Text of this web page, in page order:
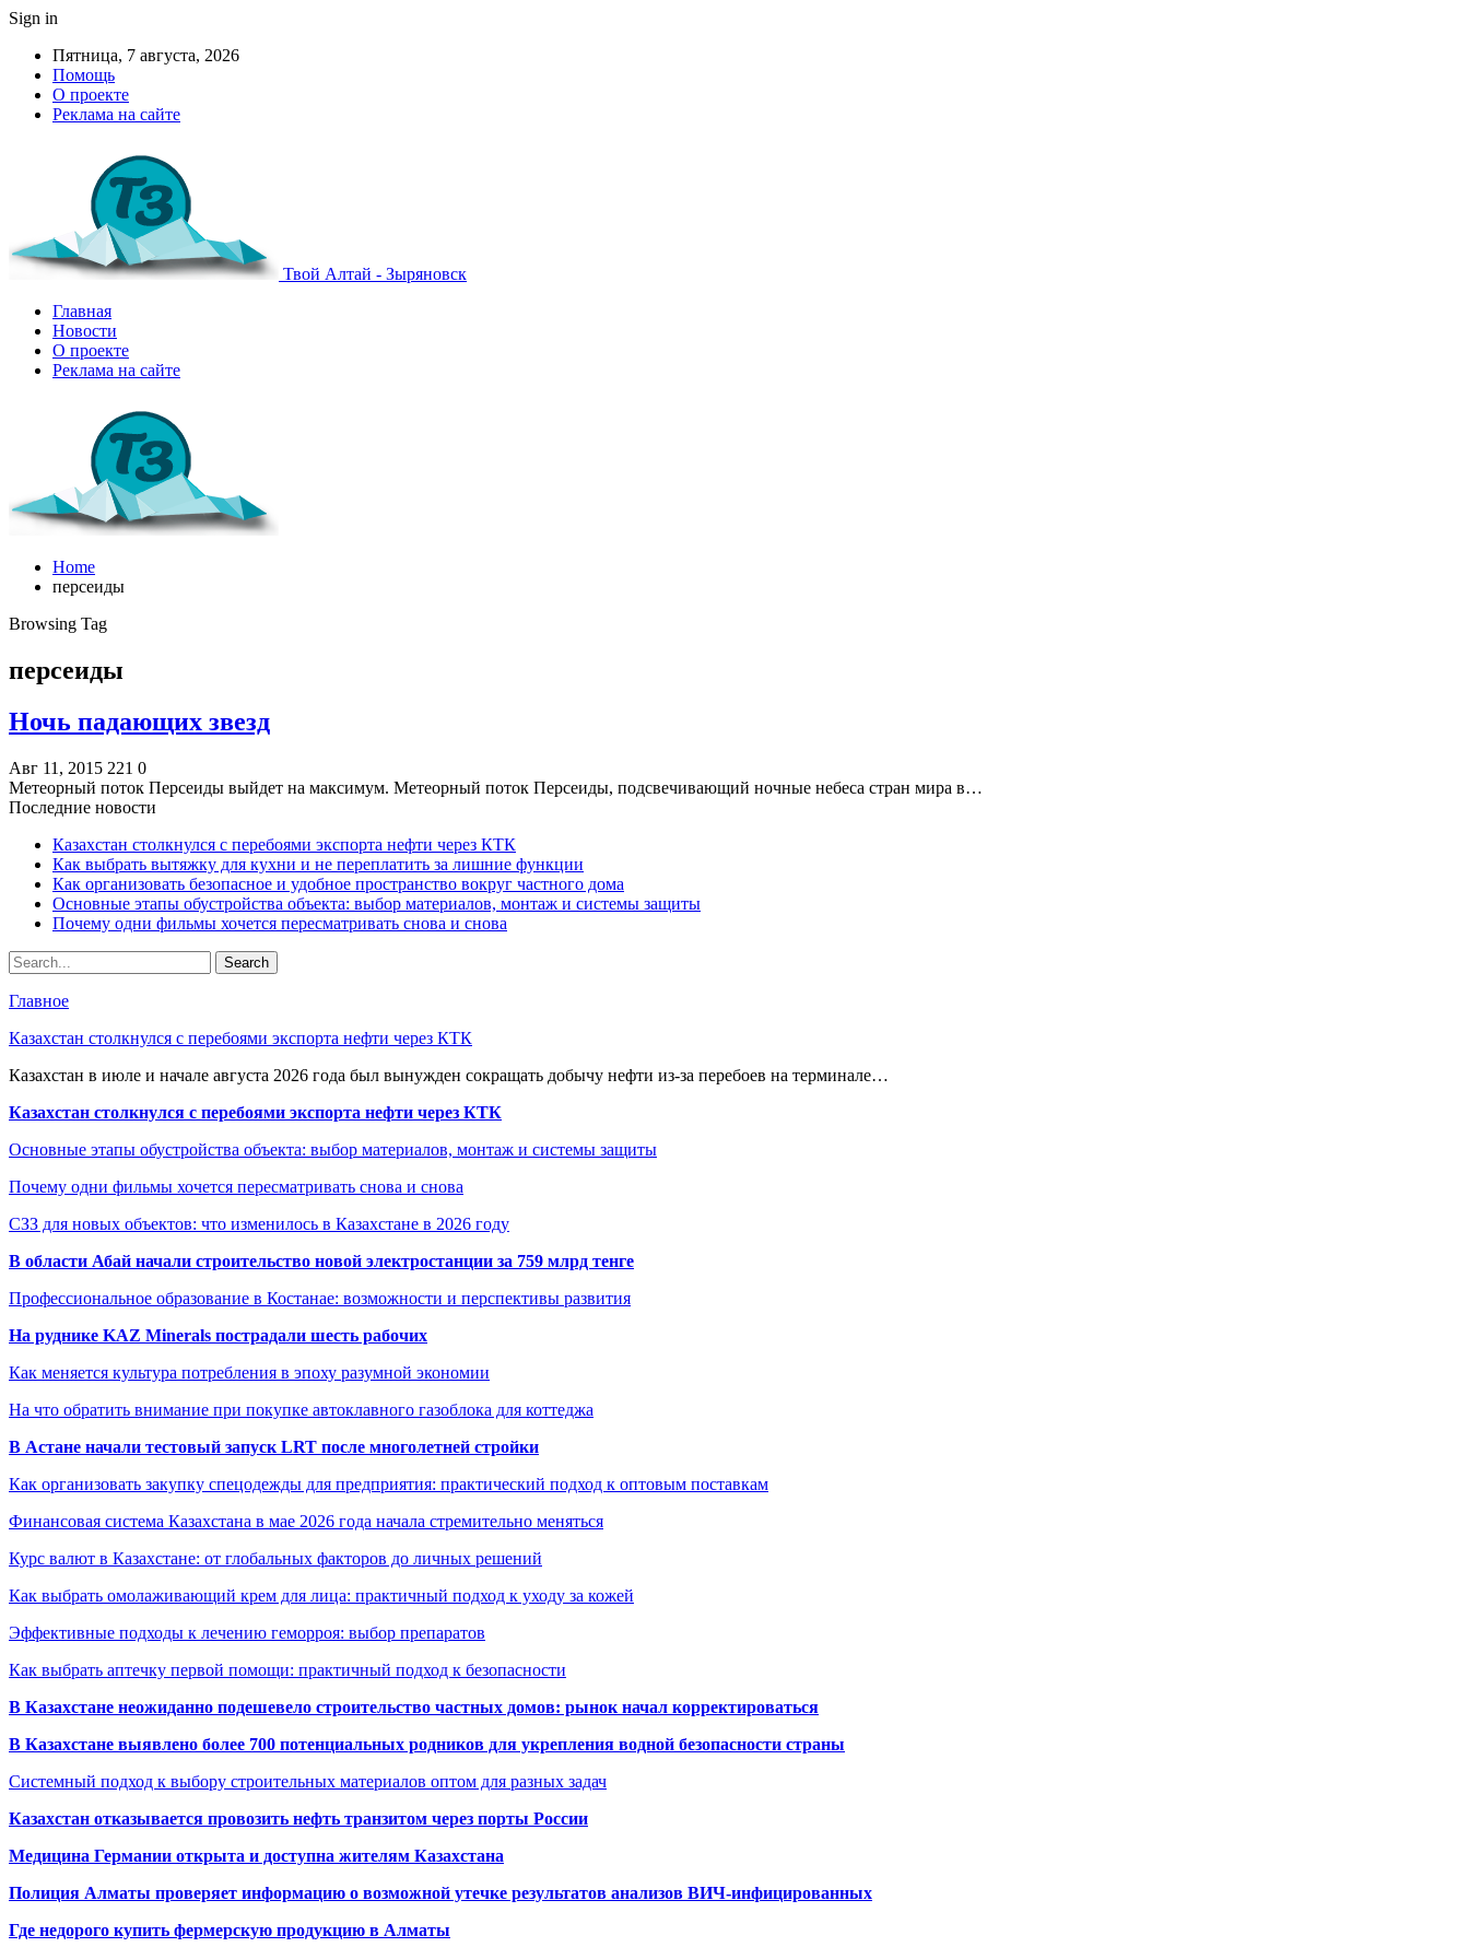
Sign in
Пятница, 7 августа, 2026
Помощь
О проекте
Реклама на сайте
Твой Алтай - Зыряновск
Главная
Новости
О проекте
Реклама на сайте
Home
персеиды
Browsing Tag
персеиды
Ночь падающих звезд
Авг 11, 2015 221 0
Метеорный поток Персеиды выйдет на максимум. Метеорный поток Персеиды, подсвечивающий ночные небеса стран мира в…
Последние новости
Казахстан столкнулся с перебоями экспорта нефти через КТК
Как выбрать вытяжку для кухни и не переплатить за лишние функции
Как организовать безопасное и удобное пространство вокруг частного дома
Основные этапы обустройства объекта: выбор материалов, монтаж и системы защиты
Почему одни фильмы хочется пересматривать снова и снова
Главное
Казахстан столкнулся с перебоями экспорта нефти через КТК
Казахстан в июле и начале августа 2026 года был вынужден сокращать добычу нефти из-за перебоев на терминале…
Казахстан столкнулся с перебоями экспорта нефти через КТК
Основные этапы обустройства объекта: выбор материалов, монтаж и системы защиты
Почему одни фильмы хочется пересматривать снова и снова
СЗЗ для новых объектов: что изменилось в Казахстане в 2026 году
В области Абай начали строительство новой электростанции за 759 млрд тенге
Профессиональное образование в Костанае: возможности и перспективы развития
На руднике KAZ Minerals пострадали шесть рабочих
Как меняется культура потребления в эпоху разумной экономии
На что обратить внимание при покупке автоклавного газоблока для коттеджа
В Астане начали тестовый запуск LRT после многолетней стройки
Как организовать закупку спецодежды для предприятия: практический подход к оптовым поставкам
Финансовая система Казахстана в мае 2026 года начала стремительно меняться
Курс валют в Казахстане: от глобальных факторов до личных решений
Как выбрать омолаживающий крем для лица: практичный подход к уходу за кожей
Эффективные подходы к лечению геморроя: выбор препаратов
Как выбрать аптечку первой помощи: практичный подход к безопасности
В Казахстане неожиданно подешевело строительство частных домов: рынок начал корректироваться
В Казахстане выявлено более 700 потенциальных родников для укрепления водной безопасности страны
Системный подход к выбору строительных материалов оптом для разных задач
Казахстан отказывается провозить нефть транзитом через порты России
Медицина Германии открыта и доступна жителям Казахстана
Полиция Алматы проверяет информацию о возможной утечке результатов анализов ВИЧ-инфицированных
Где недорого купить фермерскую продукцию в Алматы